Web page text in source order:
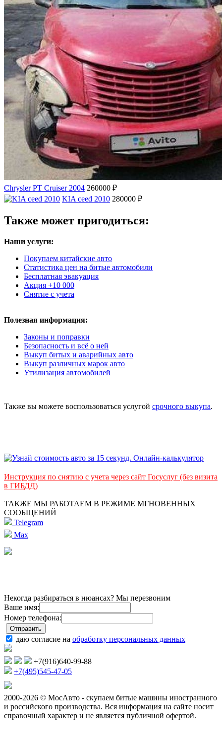
Chrysler PT Cruiser 2004 260000 ₽
KIA ceed 2010 280000 ₽
Также может пригодиться:
Наши услуги:
Покупаем китайские авто
Статистика цен на битые автомобили
Бесплатная эвакуация
Акция +10 000
Снятие с учета
Полезная информация:
Законы и поправки
Безопасность и всё о ней
Выкуп битых и аварийных авто
Выкуп различных марок авто
Утилизация автомобилей
Также вы можете воспользоваться услугой срочного выкупа.
Инструкция по снятию с учета через сайт Госуслуг (без визита
в ГИБДД)
ТАКЖЕ МЫ РАБОТАЕМ В РЕЖИМЕ МГНОВЕННЫХ
СООБЩЕНИЙ
Telegram
Max
Некогда разбираться в нюансах? Мы перезвоним
Ваше имя:
Номер телефона:
даю согласие на обработку персональных данных
+7(916)640-99-88
+7(495)545-47-05
2000-2026 © МосАвто - скупаем битые машины иностранного
и российского производства. Вся информация на сайте носит
справочный характер и не является публичной офертой.